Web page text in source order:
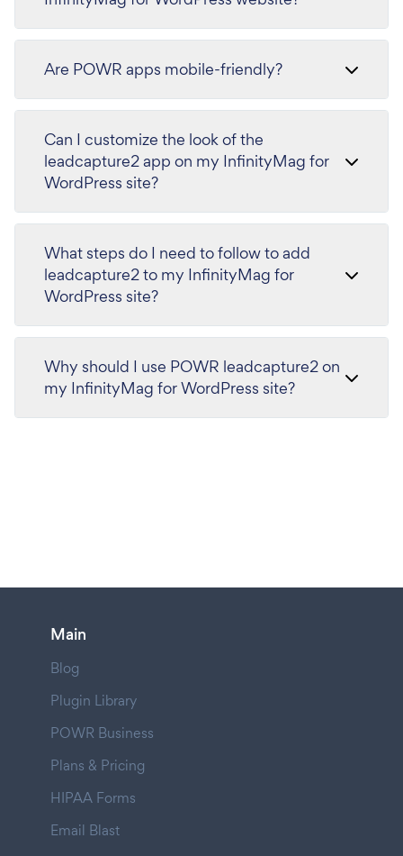
Are POWR apps mobile-friendly?
Can I customize the look of the
leadcapture2 app on my InfinityMag for
WordPress site?
What steps do I need to follow to add
leadcapture2 to my InfinityMag for
WordPress site?
Why should I use POWR leadcapture2 on
my InfinityMag for WordPress site?
Main
Blog
Plugin Library
POWR Business
Plans & Pricing
HIPAA Forms
Email Blast